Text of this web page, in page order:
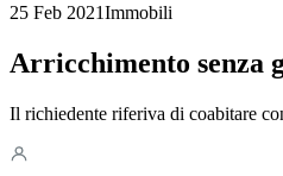
25 Feb 2021Immobili
Arricchimento senza
Il richiedente riferiva di coabitare